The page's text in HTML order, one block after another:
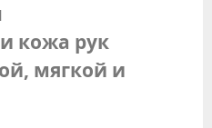
кожа рук
мягкой и